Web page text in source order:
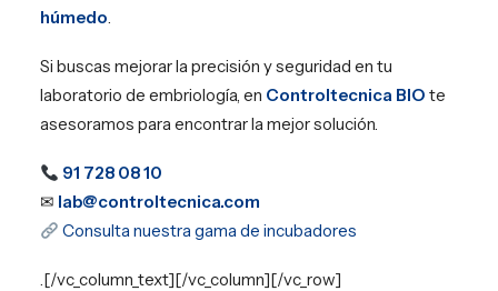
húmedo.
Si buscas mejorar la precisión y seguridad en tu
laboratorio de embriología, en Controltecnica BIO te
asesoramos para encontrar la mejor solución.
91 728 08 10
✉ lab@controltecnica.com
Consulta nuestra gama de incubadores
.[/vc_column_text][/vc_column][/vc_row]